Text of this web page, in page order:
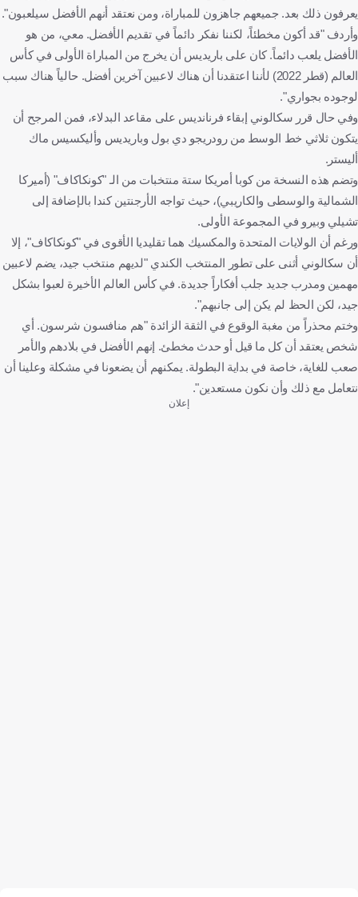
يعرفون ذلك بعد. جميعهم جاهزون للمباراة، ومن نعتقد أنهم الأفضل سيلعبون".
وأردف "قد أكون مخطئاً، لكننا نفكر دائماً في تقديم الأفضل. معي، من هو
الأفضل يلعب دائماً. كان على باريديس أن يخرج من المباراة الأولى في كأس
العالم (قطر 2022) لأننا اعتقدنا أن هناك لاعبين آخرين أفضل. حالياً هناك سبب
لوجوده بجواري".
وفي حال قرر سكالوني إبقاء فرنانديس على مقاعد البدلاء، فمن المرجح أن
يتكون ثلاثي خط الوسط من رودريجو دي بول وباريديس وأليكسيس ماك
أليستر.
وتضم هذه النسخة من كوبا أمريكا ستة منتخبات من الـ "كونكاكاف" (أميركا
الشمالية والوسطى والكاريبي)، حيث تواجه الأرجنتين كندا بالإضافة إلى
تشيلي وبيرو في المجموعة الأولى.
ورغم أن الولايات المتحدة والمكسيك هما تقليديا الأقوى في "كونكاكاف"، إلا
أن سكالوني أثنى على تطور المنتخب الكندي "لديهم منتخب جيد، يضم لاعبين
مهمين ومدرب جديد جلب أفكاراً جديدة. في كأس العالم الأخيرة لعبوا بشكل
جيد، لكن الحظ لم يكن إلى جانبهم".
وختم محذراً من مغبة الوقوع في الثقة الزائدة "هم منافسون شرسون. أي
شخص يعتقد أن كل ما قيل أو حدث مخطئ. إنهم الأفضل في بلادهم والأمر
صعب للغاية، خاصة في بداية البطولة. يمكنهم أن يضعونا في مشكلة وعلينا أن
نتعامل مع ذلك وأن نكون مستعدين".
إعلان